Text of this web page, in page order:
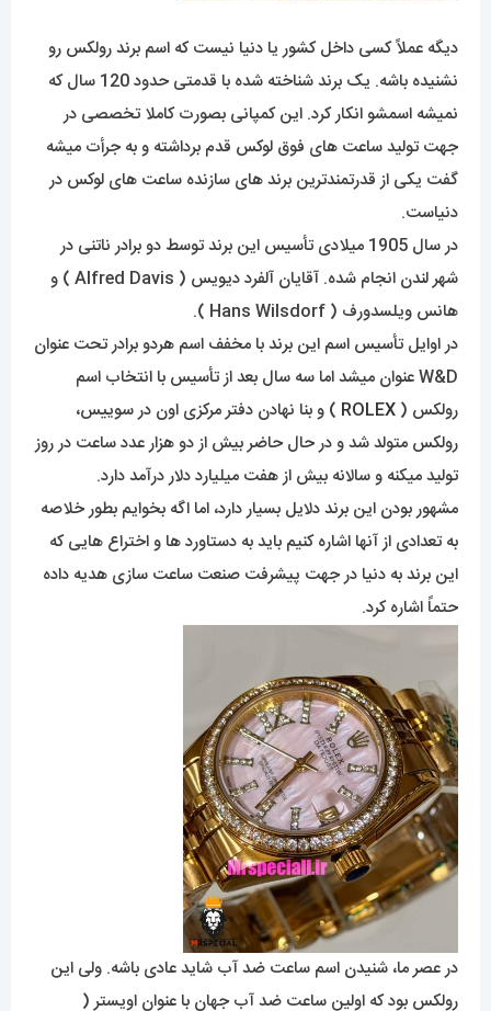
دیگه عملاً کسی داخل کشور یا دنیا نیست که اسم برند رولکس رو
نشنیده باشه. یک برند شناخته شده با قدمتی حدود 120 سال که
نمیشه اسمشو انکار کرد. این کمپانی بصورت کاملا تخصصی در
جهت تولید ساعت های فوق لوکس قدم برداشته و به جرأت میشه
گفت یکی از قدرتمندترین برند های سازنده ساعت های لوکس در
دنیاست.
در سال 1905 میلادی تأسیس این برند توسط دو برادر ناتنی در
شهر لندن انجام شده. آقایان آلفرد دیویس ( Alfred Davis ) و
هانس ویلسدورف ( Hans Wilsdorf ).
در اوایل تأسیس اسم این برند با مخفف اسم هردو برادر تحت عنوان
W&D عنوان میشد اما سه سال بعد از تأسیس با انتخاب اسم
رولکس ( ROLEX ) و بنا نهادن دفتر مرکزی اون در سوییس،
رولکس متولد شد و در حال حاضر بیش از دو هزار عدد ساعت در روز
تولید میکنه و سالانه بیش از هفت میلیارد دلار درآمد دارد.
مشهور بودن این برند دلایل بسیار دارد، اما اگه بخوایم بطور خلاصه
به تعدادی از آنها اشاره کنیم باید به دستاورد ها و اختراع هایی که
این برند به دنیا در جهت پیشرفت صنعت ساعت سازی هدیه داده
حتماً اشاره کرد.
در عصر ما، شنیدن اسم ساعت ضد آب شاید عادی باشه. ولی این
رولکس بود که اولین ساعت ضد آب جهان با عنوان اویستر (